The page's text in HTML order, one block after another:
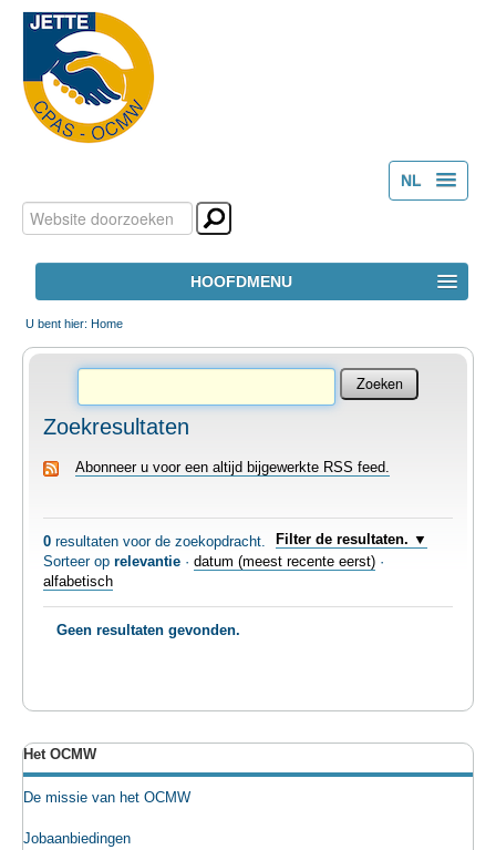
NL
Persoonlijke
hulpmiddelen
Zoek
Geavanceerd
HOOFDMENU
HOME
TEWERKSTELLING
VOEDSELHULP
CULTUUR EN JEUGD
U bent hier: Home
Zoekresultaten
Abonneer u voor een altijd bijgewerkte RSS feed.
0resultaten voor de zoekopdracht.
Filter de resultaten.
Sorteer op relevantie · datum (meest recente eerst) ·
alfabetisch
Geen resultaten gevonden.
Het OCMW
De missie van het OCMW
Jobaanbiedingen